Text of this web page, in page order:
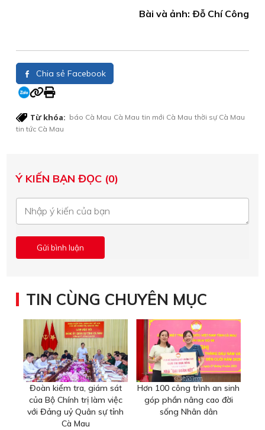
Bài và ảnh: Ðỗ Chí Công
Chia sẻ Facebook
Từ khóa: báo Cà Mau Cà Mau tin mới Cà Mau thời sự Cà Mau
tin tức Cà Mau
Ý KIẾN BẠN ĐỌC (0)
TIN CÙNG CHUYÊN MỤC
Đoàn kiểm tra, giám sát
của Bộ Chính trị làm việc
với Đảng uỷ Quân sự tỉnh
Cà Mau
Hơn 100 công trình an sinh
góp phần nâng cao đời
sống Nhân dân